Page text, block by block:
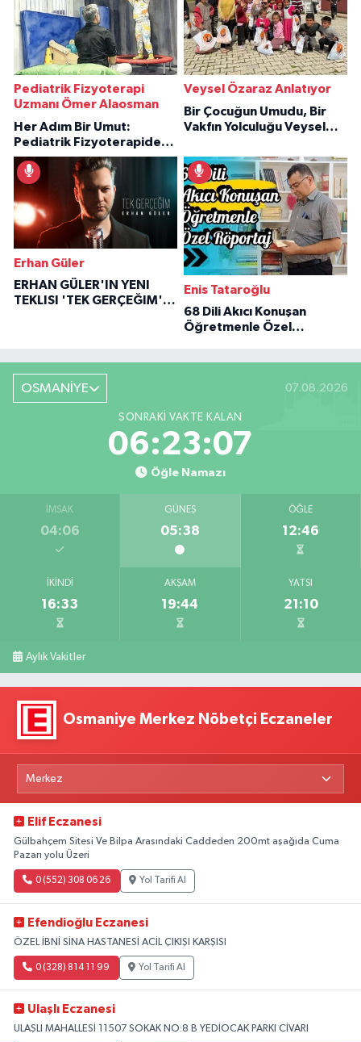
Pediatrik Fizyoterapi
Uzmanı Ömer Alaosman
Her Adım Bir Umut:
Pediatrik Fizyoterapiden
İlham Veren Hikâyeler
Veysel Özaraz Anlatıyor
Bir Çocuğun Umudu, Bir
Vakfın Yolculuğu Veysel
Erhan Güler
ERHAN GÜLER'IN YENI
TEKLISI 'TEK GERÇEĞIM'LE
Enis Tataroğlu
68 Dili Akıcı Konuşan
Öğretmenle Özel
OSMANİYE 07.08.2026
SONRAKI VAKTE KALAN
06:23:06
Öğle Namazı
İMSAK
04:06
GÜNEŞ
05:38
ÖĞLE
12:46
İKINDI
16:33
AKŞAM
19:44
YATSI
21:10
Aylık Vakitler
Osmaniye Merkez Nöbetçi Eczaneler
Elif Eczanesi
Gülbahçem Sitesi Ve Bilpa Arasındaki Caddeden 200mt aşağıda Cuma
Pazarı yolu Üzeri
0 (552) 308 06 26 Yol Tarifi Al
Efendioğlu Eczanesi
ÖZEL İBNİ SİNA HASTANESİ ACİL ÇIKIŞI KARŞISI
0 (328) 814 11 99 Yol Tarifi Al
Ulaşlı Eczanesi
ULAŞLI MAHALLESİ 11507 SOKAK NO:8 B YEDİOCAK PARKI CİVARI